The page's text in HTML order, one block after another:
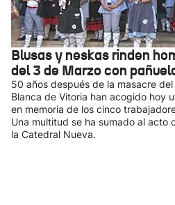
Blusas y neskas rinden
del 3 de Marzo con
50 años después de la masacre
Blanca de Vitoria han acogido hoy
en memoria de los cinco
Una multitud se ha sumado al acto
la Catedral Nueva.